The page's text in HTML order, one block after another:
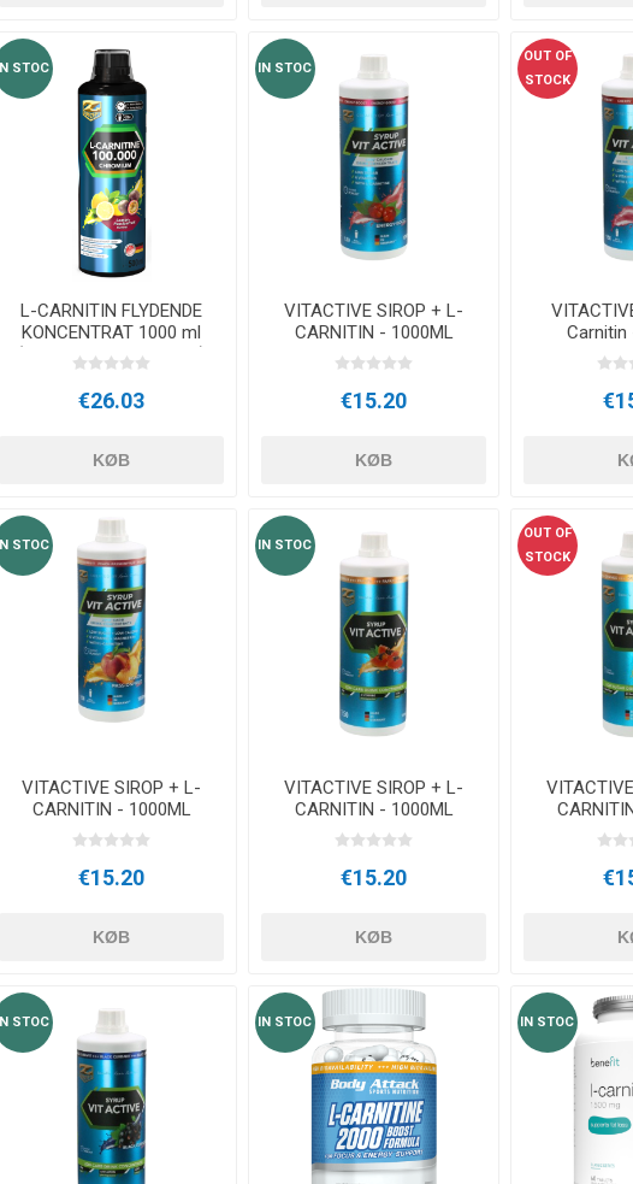
STOC
L-CARNITIN FLYDENDE
KONCENTRAT 1000 ml
(CARNIPURE® + KROM)
€26.03
KØB
IN STOC
VITACTIVE SIROP + L-
CARNITIN - 1000ML
ENERGI
€15.20
KØB
OUT OF
STOCK
Carnitin
STOC
VITACTIVE SIROP + L-
CARNITIN - 1000ML
FERSKEN
€15.20
KØB
IN STOC
VITACTIVE SIROP + L-
CARNITIN - 1000ML
PAPAYA
€15.20
KØB
OUT OF
STOCK
STOC IN STOC IN STOC